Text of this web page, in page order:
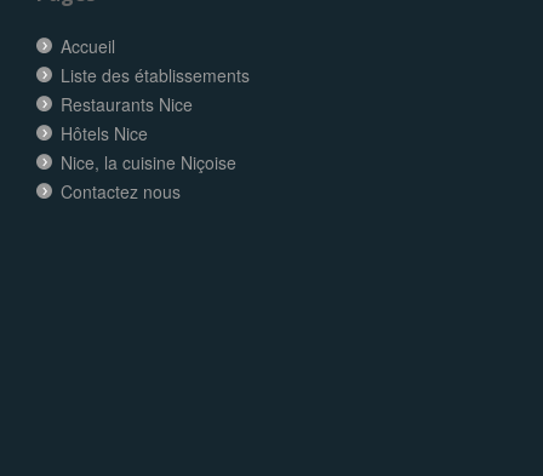
Accueil
Liste des établissements
Restaurants Nice
Hôtels Nice
Nice, la cuisine Niçoise
Contactez nous